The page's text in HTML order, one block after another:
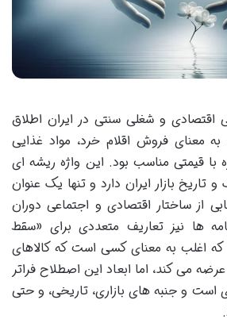
اقتصادی و شغلی سنتی در ایران اطلاق
معنای فروش اقلام خرد، مواد غذایی
با قیمتی مناسب بود. این واژه ریشه ای
تاریخ بازار ایران دارد و تنها یک عنوان
از ساختار اقتصادی و اجتماعی دوران
ها نیز تعاریف متعددی برای «سقط
اغلب به معنای کسی است که کالاهای
عرضه می کند، اما ابعاد این اصطلاح فراتر
است و جنبه های بازاری، تاریخی، و حتی